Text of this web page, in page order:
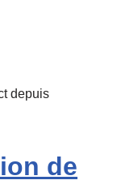
depuis
de